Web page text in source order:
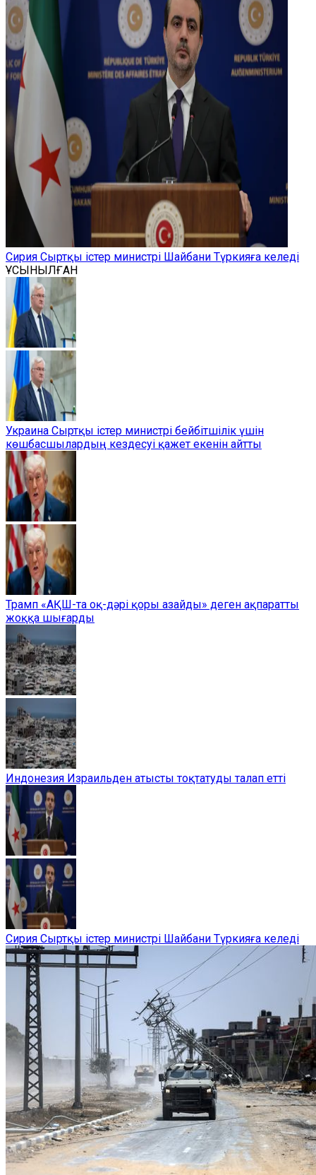
Сирия Сыртқы істер министрі Шайбани Түркияға келеді
ҰСЫНЫЛҒАН
Украина Сыртқы істер министрі бейбітшілік үшін
көшбасшылардың кездесуі қажет екенін айтты
Трамп «АҚШ-та оқ-дәрі қоры азайды» деген ақпаратты
жоққа шығарды
Индонезия Израильден атысты тоқтатуды талап етті
Сирия Сыртқы істер министрі Шайбани Түркияға келеді